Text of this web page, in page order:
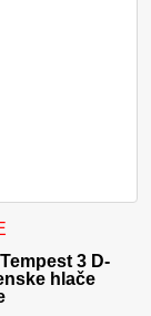
mogu odabrati
3 D-
hlače
ima više